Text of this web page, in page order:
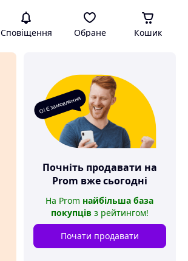
Сповіщення Обране Кошик
О! Є замовлення
Почніть продавати на
Prom вже сьогодні
На Prom найбільша база
покупців з рейтингом!
Почати продавати